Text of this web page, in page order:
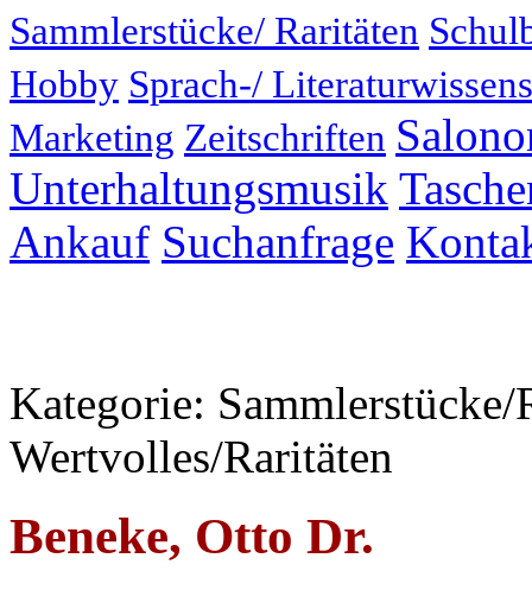
Sammlerstücke/ Raritäten
Hobby Sprach-/
Marketing Zeitschriften
Unterhaltungsmusik
Ankauf Suchanfrage
Kategorie:
Wertvolles/Raritäten
Beneke, Otto Dr.